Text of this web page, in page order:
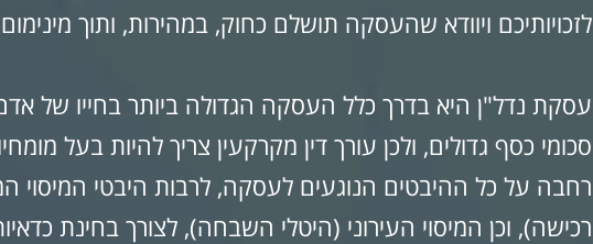
לזכויותיכם ויוודא שהעסקה תושלם כחוק, במהירות, ותוך
עסקת נדל"ן היא בדרך כלל העסקה הגדולה ביותר בחייו של
סכומי כסף גדולים, ולכן עורך דין מקרקעין צריך להיות בעל
רחבה על כל ההיבטים הנוגעים לעסקה, לרבות היבטי
רכישה), וכן המיסוי העירוני (היטלי השבחה), לצורך בחינת